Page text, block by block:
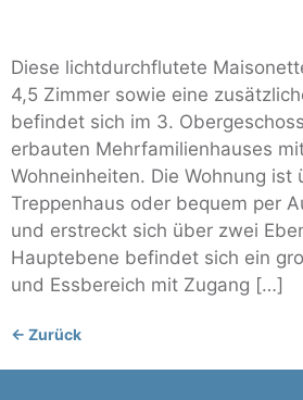
Diese lichtdurchflutete
4,5 Zimmer sowie eine
befindet sich im 3.
erbauten Mehrfamilienhauses
Wohneinheiten. Die Wohnung ist
Treppenhaus oder bequem per
und erstreckt sich über zwei
Hauptebene befindet sich ein
und Essbereich mit Zugang […]
← Zurück